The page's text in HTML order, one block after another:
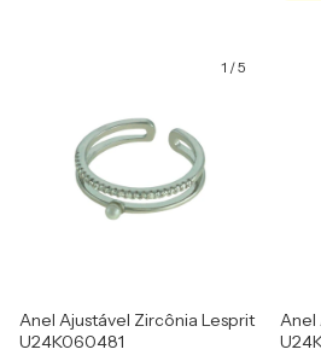
1 /5
Anel Ajustável Zircônia Lesprit
U24K060481
Anel